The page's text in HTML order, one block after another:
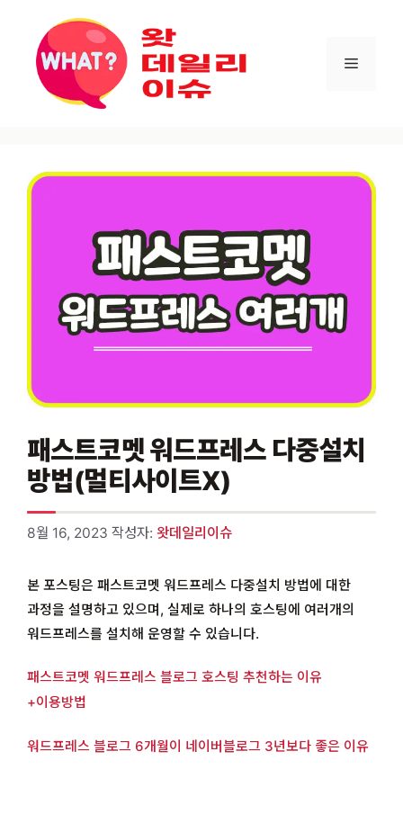
건너뛰기
메뉴
패스트코멧 워드프레스 다중설치
방법(멀티사이트X)
8월 16, 2023 작성자: 왓데일리이슈
본 포스팅은 패스트코멧 워드프레스 다중설치 방법에 대한
과정을 설명하고 있으며, 실제로 하나의 호스팅에 여러개의
워드프레스를 설치해 운영할 수 있습니다.
패스트코멧 워드프레스 블로그 호스팅 추천하는 이유
+이용방법
워드프레스 블로그 6개월이 네이버블로그 3년보다 좋은 이유